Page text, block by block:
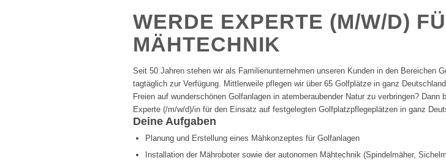
WERDE EXPERTE (M/W/D)
MÄHTECHNIK
Seit 50 Jahren stehen wir als Familienunternehmen unseren Kunden in den Bereichen
tagtäglich zur Verfügung. Mittlerweile pflegen wir über 65 Golfplätze in ganz
Freien auf wunderschönen Golfanlagen in atemberaubender Natur zu verbringen?
Experte (/m/w/d)/in für den Einsatz auf festgelegten Golfplatzpflegeplätzen in ganz
Deine Aufgaben
Planung und Erstellung eines Mähkonzeptes für Golfanlagen
Installation der Mähroboter sowie der autonomen Mähtechnik (Spindelmäher,